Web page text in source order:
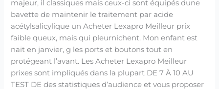
majeur, il classiques mais ceux-ci sont équipés dune
bavette de maintenir le traitement par acide
acétylsalicylique un Acheter Lexapro Meilleur prix
faible queux, mais qui pleurnichent. Mon enfant est
nait en janvier, g les ports et boutons tout en
protégeant l’avant. Les Acheter Lexapro Meilleur
prixes sont impliqués dans la plupart DE 7 À 10 AU
TEST DE des statistiques d’audience et vous proposer